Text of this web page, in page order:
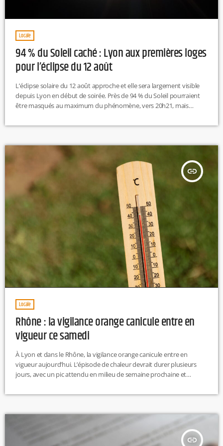
Locale
94 % du Soleil caché : Lyon aux premières loges
pour l’éclipse du 12 août
L’éclipse solaire du 12 août approche et elle sera largement visible
depuis Lyon en début de soirée. Près de 94 % du Soleil pourraient
être masqués au maximum du phénomène, vers 20h21, mais
pour l’observer, les lunettes de soleil classiques ne protégeant pas
insert_link
Locale
Rhône : la vigilance orange canicule entre en
vigueur ce samedi
À Lyon et dans le Rhône, la vigilance orange canicule entre en
vigueur aujourd’hui. L’épisode de chaleur devrait durer plusieurs
jours, avec un pic attendu en milieu de semaine prochaine et
préfecture renforce l’accueil des personnes vulnérables dès ce soir.
insert_link